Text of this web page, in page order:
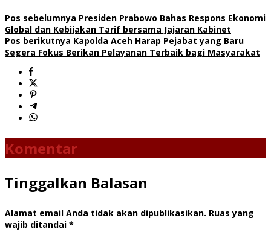
Pos sebelumnya Presiden Prabowo Bahas Respons Ekonomi
Global dan Kebijakan Tarif bersama Jajaran Kabinet
Pos berikutnya Kapolda Aceh Harap Pejabat yang Baru
Segera Fokus Berikan Pelayanan Terbaik bagi Masyarakat
Komentar
Tinggalkan Balasan
Alamat email Anda tidak akan dipublikasikan. Ruas yang
wajib ditandai *